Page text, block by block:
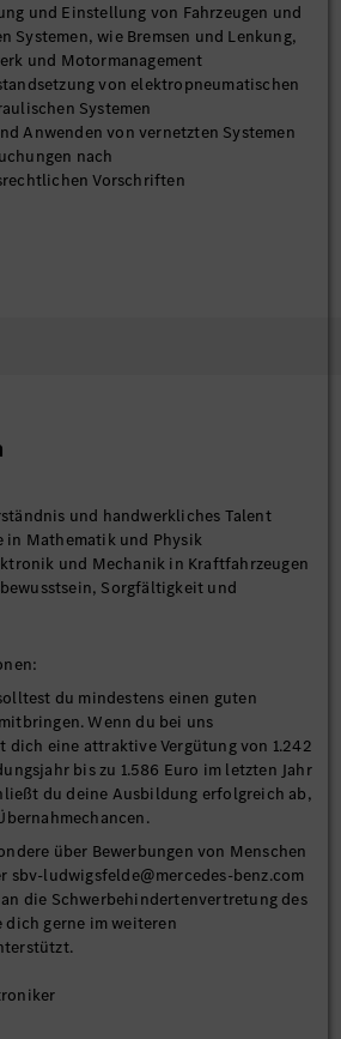
und Einstellung von Fahrzeugen und
Systemen, wie Bremsen und Lenkung,
und Motormanagement
von elektropneumatischen
Systemen
Anwenden von vernetzten Systemen
nach
Vorschriften
und handwerkliches Talent
in Mathematik und Physik
und Mechanik in Kraftfahrzeugen
Sorgfältigkeit und
du mindestens einen guten
Wenn du bei uns
dich eine attraktive Vergütung von 1.242
bis zu 1.586 Euro im letzten Jahr
du deine Ausbildung erfolgreich ab,
über Bewerbungen von Menschen
sbv-ludwigsfelde@mercedes-benz.com
die Schwerbehindertenvertretung des
gerne im weiteren